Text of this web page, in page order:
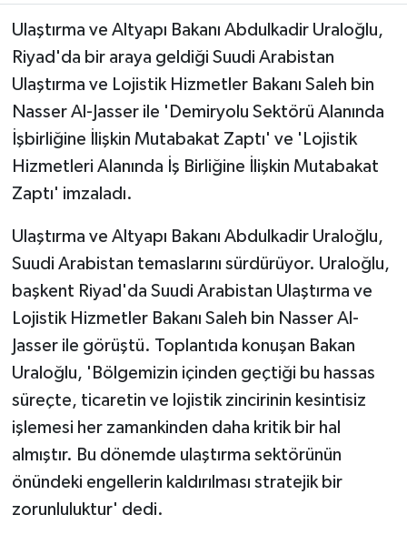
Ulaştırma ve Altyapı Bakanı Abdulkadir Uraloğlu,
Riyad'da bir araya geldiği Suudi Arabistan
Ulaştırma ve Lojistik Hizmetler Bakanı Saleh bin
Nasser Al-Jasser ile 'Demiryolu Sektörü Alanında
İşbirliğine İlişkin Mutabakat Zaptı' ve 'Lojistik
Hizmetleri Alanında İş Birliğine İlişkin Mutabakat
Zaptı' imzaladı.
Ulaştırma ve Altyapı Bakanı Abdulkadir Uraloğlu,
Suudi Arabistan temaslarını sürdürüyor. Uraloğlu,
başkent Riyad'da Suudi Arabistan Ulaştırma ve
Lojistik Hizmetler Bakanı Saleh bin Nasser Al-
Jasser ile görüştü. Toplantıda konuşan Bakan
Uraloğlu, 'Bölgemizin içinden geçtiği bu hassas
süreçte, ticaretin ve lojistik zincirinin kesintisiz
işlemesi her zamankinden daha kritik bir hal
almıştır. Bu dönemde ulaştırma sektörünün
önündeki engellerin kaldırılması stratejik bir
zorunluluktur' dedi.